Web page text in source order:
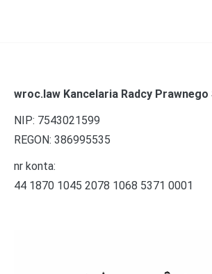
wroc.law Kancelaria Radcy
NIP: 7543021599
REGON: 386995535
nr konta:
44 1870 1045 2078 1068 5371 0001